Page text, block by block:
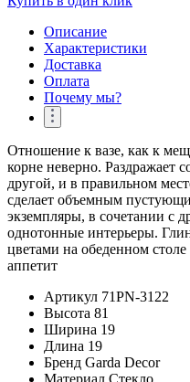
Описание
Характеристики
Доставка
Оплата
Почему мы?
Отношение к вазе, как к
корне неверно. Раздражает
другой, и в правильном
сделает объемным
экземпляры, в сочетании с
однотонные интерьеры.
цветами на обеденном
аппетит
Артикул 71PN-3122
Высота 81
Ширина 19
Длина 19
Бренд Garda Decor
Материал Стекло